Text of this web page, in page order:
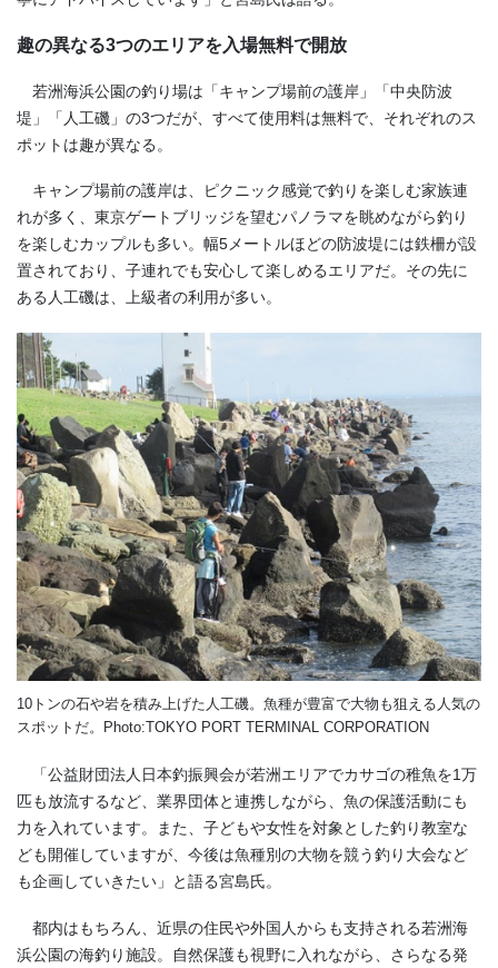
趣の異なる3つのエリアを入場無料で開放
若洲海浜公園の釣り場は「キャンプ場前の護岸」「中央防波
堤」「人工磯」の3つだが、すべて使用料は無料で、それぞれのス
ポットは趣が異なる。
キャンプ場前の護岸は、ピクニック感覚で釣りを楽しむ家族連
れが多く、東京ゲートブリッジを望むパノラマを眺めながら釣り
を楽しむカップルも多い。幅5 メートルほどの防波堤には鉄柵が設
置されており、子連れでも安心して楽しめるエリアだ。その先に
ある人工磯は、上級者の利用が多い。
10トンの石や岩を積み上げた人工磯。魚種が豊富で大物も狙える人気の
スポットだ。Photo:TOKYO PORT TERMINAL CORPORATION
「公益財団法人日本釣振興会が若洲エリアでカサゴの稚魚を1万
匹も放流するなど、業界団体と連携しながら、魚の保護活動にも
力を入れています。また、子どもや女性を対象とした釣り教室な
ども開催していますが、今後は魚種別の大物を競う釣り大会など
も企画していきたい」と語る宮島氏。
都内はもちろん、近県の住民や外国人からも支持される若洲海
浜公園の海釣り施設。自然保護も視野に入れながら、さらなる発